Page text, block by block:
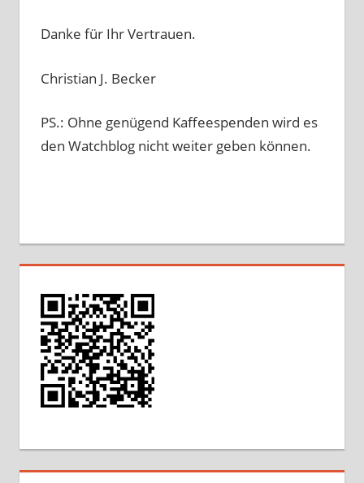
Danke für Ihr Vertrauen.
Christian J. Becker
PS.: Ohne genügend Kaffeespenden wird es
den Watchblog nicht weiter geben können.